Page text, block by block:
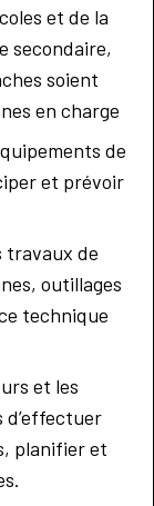
et de la
secondaire,
soient
en charge
de
et prévoir
travaux de
outillages
technique
et les
d’effectuer
planifier et